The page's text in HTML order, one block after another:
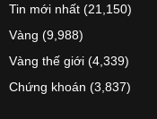
Tin mới nhất (21,150)
Vàng (9,988)
Vàng thế giới (4,339)
Chứng khoán (3,837)